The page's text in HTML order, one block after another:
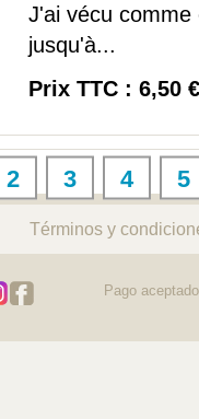
J'ai vécu
jusqu'à...
Prix TTC : 6,50 €
2 3 4 5
Términos y
Pago